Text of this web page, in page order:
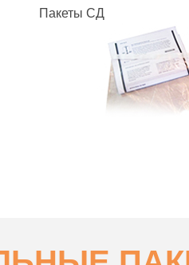
Пакеты СД